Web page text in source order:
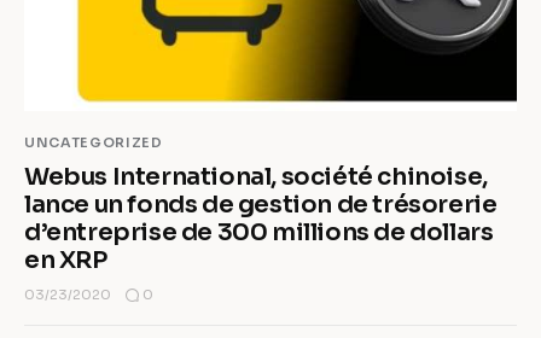
UNCATEGORIZED
Webus International, société chinoise,
lance un fonds de gestion de trésorerie
d’entreprise de 300 millions de dollars
en XRP
03/23/2020 0